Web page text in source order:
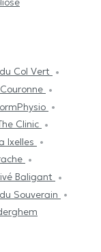
Col Vert
Clinic
Ixelles
Baligant
Souverain